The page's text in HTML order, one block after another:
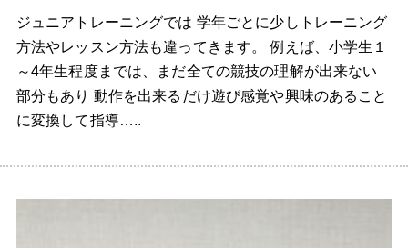
ジュニアトレーニングでは 学年ごとに少しトレーニング
方法やレッスン方法も違ってきます。 例えば、小学生１
～4年生程度までは、まだ全ての競技の理解が出来ない
部分もあり 動作を出来るだけ遊び感覚や興味のあること
に変換して指導…..